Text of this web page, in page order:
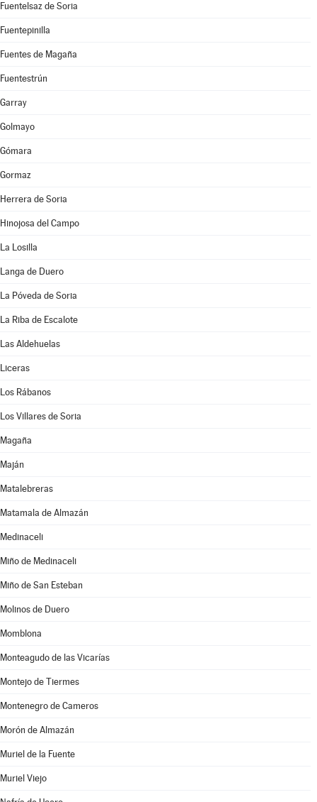
Fuentelsaz de Soria
Fuentepinilla
Fuentes de Magaña
Fuentestrún
Garray
Golmayo
Gómara
Gormaz
Herrera de Soria
Hinojosa del Campo
La Losilla
Langa de Duero
La Póveda de Soria
La Riba de Escalote
Las Aldehuelas
Liceras
Los Rábanos
Los Villares de Soria
Magaña
Maján
Matalebreras
Matamala de Almazán
Medinaceli
Miño de Medinaceli
Miño de San Esteban
Molinos de Duero
Momblona
Monteagudo de las Vicarías
Montejo de Tiermes
Montenegro de Cameros
Morón de Almazán
Muriel de la Fuente
Muriel Viejo